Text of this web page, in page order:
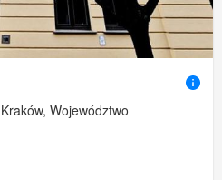
Województwo